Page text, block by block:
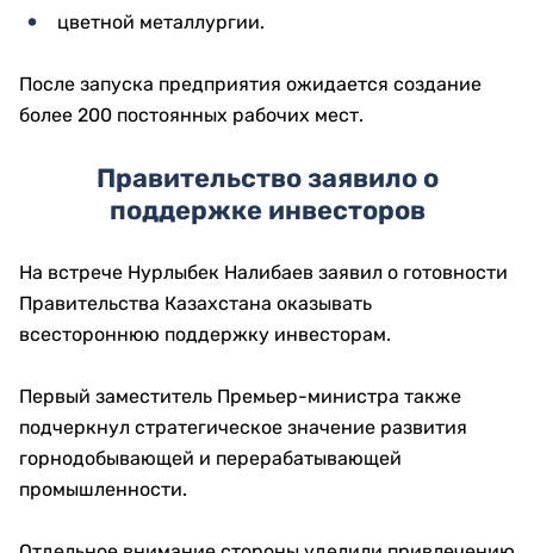
цветной металлургии.
После запуска предприятия ожидается создание
более 200 постоянных рабочих мест.
Правительство заявило о
поддержке инвесторов
На встрече Нурлыбек Налибаев заявил о готовности
Правительства Казахстана оказывать
всестороннюю поддержку инвесторам.
Первый заместитель Премьер-министра также
подчеркнул стратегическое значение развития
горнодобывающей и перерабатывающей
промышленности.